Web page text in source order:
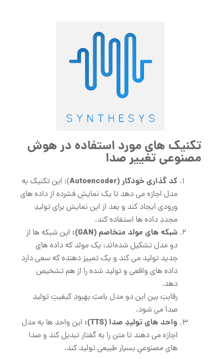
تکنیک ‌های مورد استفاده در هوش
مصنوعی تغییر صدا
کد گذاری خودکار (Autoencoder): این تکنیک به
مدل اجازه می ‌دهد تا یک نمایشِ فشرده از داده ‌های
ورودی ایجاد کند و بعد از این نمایش برای تولیدِ
مجددِ داده‌ ها استفاده کند.
شبکه ‌های مولد متخاصم (GAN
):این شبکه ‌ها از
دو مدل تشکیل شده‌اند: یک مولد که داده‌ های
جدید تولید می ‌کند و یک تمییز دهنده که سعی دارد
داده ‌های واقعی و تولید شده را از هم تشخیص
دهد.
رقابتِ بین این دو مدل باعثِ بهبودِ کیفیتِ تولیدِ
صدا می ‌شود.
واحد های تولیدِ صدا ( TTS
):این واحد ها به مدل
اجازه می‌ دهند تا متن را به گفتار تبدیل کند و صدا
های مصنوعیِ بسیار طبیعی تولید کند.